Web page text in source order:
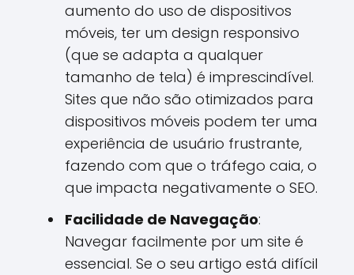
aumento do uso de dispositivos
móveis, ter um design responsivo
(que se adapta a qualquer
tamanho de tela) é imprescindível.
Sites que não são otimizados para
dispositivos móveis podem ter uma
experiência de usuário frustrante,
fazendo com que o tráfego caia, o
que impacta negativamente o SEO.
Facilidade de Navegação:
Navegar facilmente por um site é
essencial. Se o seu artigo está difícil